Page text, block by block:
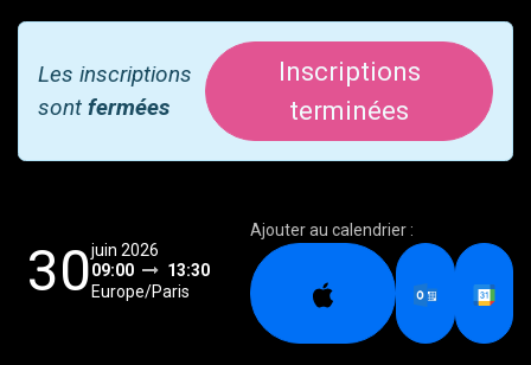
Les inscriptions
sont fermées
Inscriptions
terminées
30juin 2026
09:00
13:30
Europe/Paris
Ajouter au calendrier :